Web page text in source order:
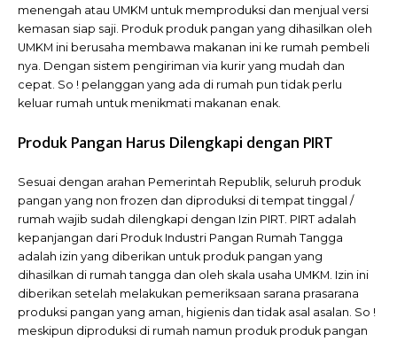
menengah atau UMKM untuk memproduksi dan menjual versi
kemasan siap saji. Produk produk pangan yang dihasilkan oleh
UMKM ini berusaha membawa makanan ini ke rumah pembeli
nya. Dengan sistem pengiriman via kurir yang mudah dan
cepat. So ! pelanggan yang ada di rumah pun tidak perlu
keluar rumah untuk menikmati makanan enak.
Produk Pangan Harus Dilengkapi dengan PIRT
Sesuai dengan arahan Pemerintah Republik, seluruh produk
pangan yang non frozen dan diproduksi di tempat tinggal /
rumah wajib sudah dilengkapi dengan Izin PIRT. PIRT adalah
kepanjangan dari Produk Industri Pangan Rumah Tangga
adalah izin yang diberikan untuk produk pangan yang
dihasilkan di rumah tangga dan oleh skala usaha UMKM. Izin ini
diberikan setelah melakukan pemeriksaan sarana prasarana
produksi pangan yang aman, higienis dan tidak asal asalan. So !
meskipun diproduksi di rumah namun produk produk pangan